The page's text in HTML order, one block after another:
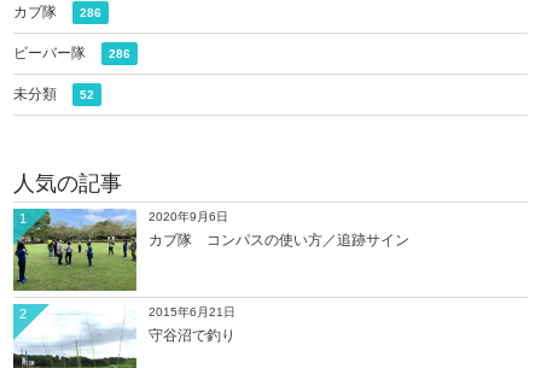
カブ隊 286
ビーバー隊 286
未分類 52
人気の記事
2020年9月6日
カブ隊 コンパスの使い方／追跡サイン
1
2015年6月21日
守谷沼で釣り
2